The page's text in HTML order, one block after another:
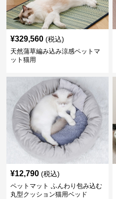
¥329,560 (税込)
天然蒲草編み込み涼感ペットマ
ット猫用
¥12,790 (税込)
ペットマット ふんわり包み込む
丸型クッション猫用ベッド